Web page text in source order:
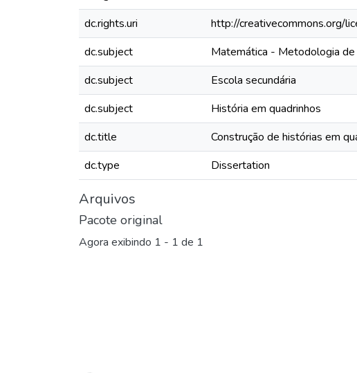
dc.rights.uri
http://creativecommons.org/
dc.subject
Matemática - Metodologia de
dc.subject
Escola secundária
dc.subject
História em quadrinhos
dc.title
Construção de histórias em
dc.type
Dissertation
Arquivos
Pacote original
Agora exibindo 1 - 1 de 1